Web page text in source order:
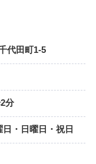
代田町1-5
分
・日曜日・祝日